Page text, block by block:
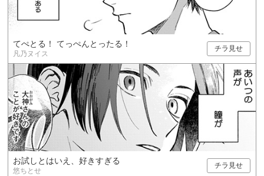
てぺとる！ てっぺんとったる！
凡乃ヌイス
チラ見せ
お試しとはいえ、好きすぎる
悠ちとせ
チラ見せ